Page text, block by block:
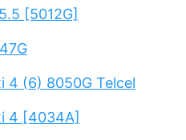
[5012G]
4 (6) 8050G Telcel
4 [4034A]